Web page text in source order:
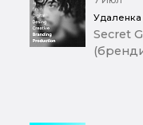
Удаленка
Secret